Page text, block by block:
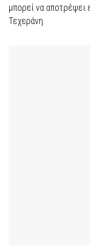
μπορεί να αποτρέψει
Τεχεράνη.